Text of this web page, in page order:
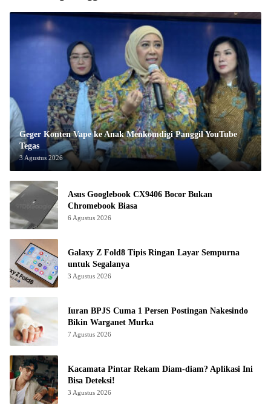
Geger Konten Vape ke Anak Menkomdigi Panggil YouTube
Tegas
3 Agustus 2026
Asus Googlebook CX9406 Bocor Bukan
Chromebook Biasa
6 Agustus 2026
Galaxy Z Fold8 Tipis Ringan Layar Sempurna
untuk Segalanya
3 Agustus 2026
Iuran BPJS Cuma 1 Persen Postingan Nakesindo
Bikin Warganet Murka
7 Agustus 2026
Kacamata Pintar Rekam Diam-diam? Aplikasi Ini
Bisa Deteksi!
3 Agustus 2026